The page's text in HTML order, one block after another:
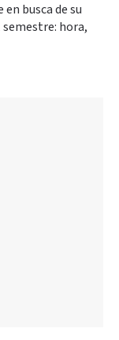
busca de su
hora,